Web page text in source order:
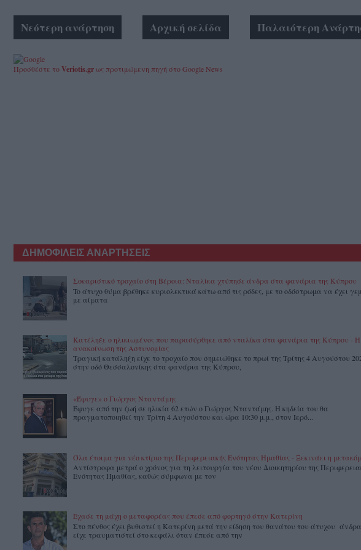
Νεότερη ανάρτηση Παλαιότερη
Αρχική σελίδα
Προσθέστε τοVeriotis.grως προτιμώμενη πηγή στο Google News
ΔΗΜΟΦΙΛΕΙΣ ΑΝΑΡΤΗΣΕΙΣ
Σοκαριστικό τροχαίο στη Βέροια: Νταλίκα χτύπησε άνδρα στα φανάρια της Κύπρου
To άτυχο θύμα βρέθηκε κυριολεκτικά κάτω από τις ρόδες, με το οδόστρωμα να έχει
με αίματα
Κατέληξε ο ηλικιωμένος που παρασύρθηκε από νταλίκα στα φανάρια της Κύπρου - Η
ανακοίνωση της Αστυνομίας
Τραγική κατάληξη είχε το τροχαίο που σημειώθηκε το πρωί της Τρίτης 4 Αυγούστου
στην οδό Θεσσαλονίκης στα φανάρια της Κύπρου,
«Έφυγε» ο Γιώργος Νταντάμης
Έφυγε από την ζωή σε ηλικία 62 ετών ο Γιώργος Νταντάμης. Η κηδεία του θα
πραγματοποιηθεί την Τρίτη 4 Αυγούστου και ώρα 10:30 μ.μ., στον Ιερό...
Όλα έτοιμα για νέο κτίριο της Περιφερειακής Ενότητας Ημαθίας - Ξεκινάει η
Αντίστροφα μετρά ο χρόνος για τη λειτουργία του νέου Διοικητηρίου της
Ενότητας Ημαθίας, καθώς σύμφωνα με τον
Έχασε τη μάχη ο μεταφορέας που έπεσε από φορτηγό στην Κατερίνη
Στο πένθος έχει βυθιστεί η Κατερίνη μετά την είδηση του θανάτου του άτυχου
είχε τραυματιστεί στο κεφάλι όταν έπεσε από την